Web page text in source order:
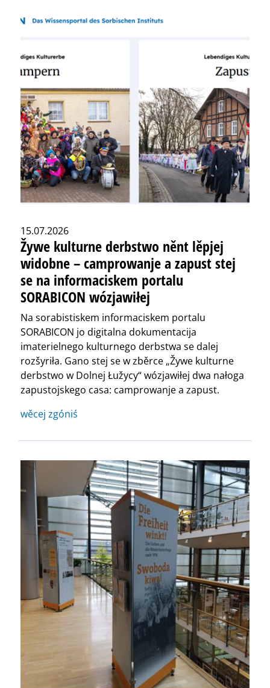
15.07.2026
Žywe kulturne derbstwo něnt lěpjej
widobne – camprowanje a zapust stej
se na informaciskem portalu
SORABICON wózjawiłej
Na sorabistiskem informaciskem portalu
SORABICON jo digitalna dokumentacija
imaterielnego kulturnego derbstwa se dalej
rozšyriła. Gano stej se w zběrce „Žywe kulturne
derbstwo w Dolnej Łužycy“ wózjawiłej dwa nałoga
zapustojskego casa: camprowanje a zapust.
wěcej zgóniś